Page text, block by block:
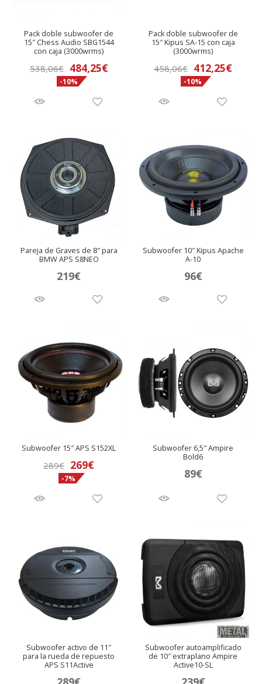
Pack doble subwoofer de
15″ Chess Audio SBG1544
con caja (3000wrms)
538,06€ El
precio
original
484,25€El
-10%
Pack doble subwoofer de
15″ Kipus SA-15 con caja
(3000wrms)
458,06€ El
precio
original
412,25€El
-10%
Pareja de Graves de 8″ para
BMW APS S8NEO
219€
Subwoofer 10″ Kipus Apache
A-10
96€
Subwoofer 15″ APS S152XL
289€ El
precio
original
269€El
actual
-7%
Subwoofer 6,5″ Ampire
Bold6
89€
Subwoofer activo de 11″
para la rueda de repuesto
APS S11Active
Subwoofer autoamplificado
de 10″ extraplano Ampire
Active10-SL